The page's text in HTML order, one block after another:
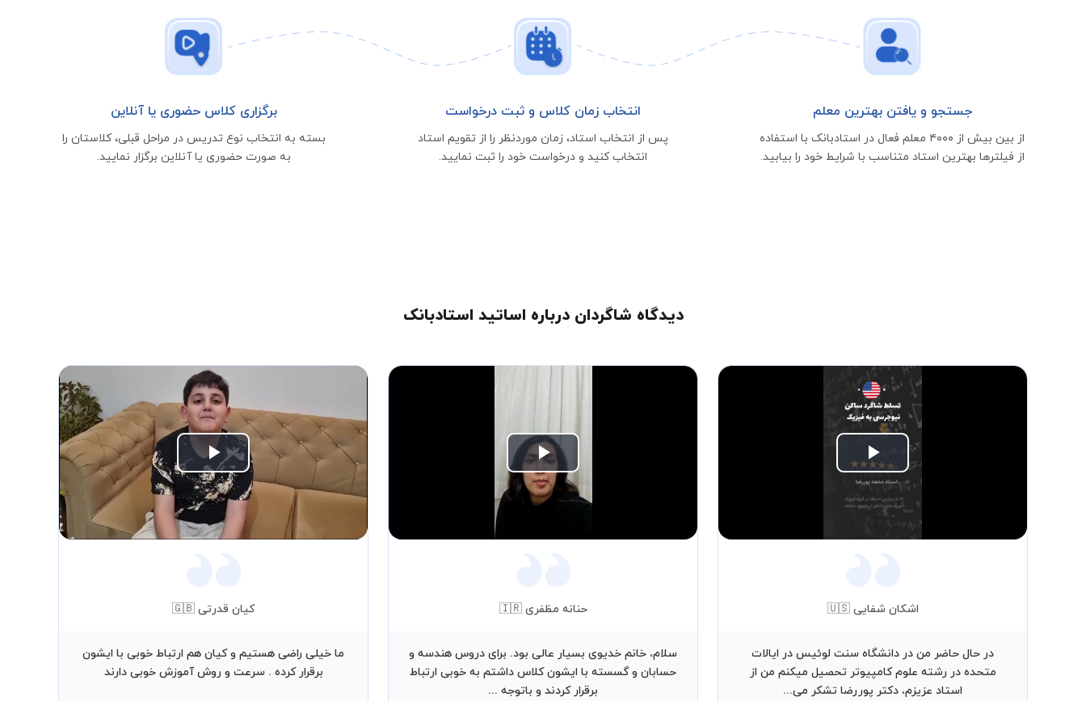
جستجو و یافتن بهترین معلم
از بین بیش از ۴۰۰۰ معلم فعال در استادبانک با استفاده
از فیلتر‌ها بهترین استاد متناسب با شرایط خود را بیابید.
انتخاب زمان کلاس و ثبت درخواست
پس از انتخاب استاد، زمان موردنظر را از تقویم استاد
انتخاب کنید و درخواست خود را ثبت نمایید.
برگزاری کلاس حضوری یا آنلاین
بسته به انتخاب نوع تدریس در مراحل قبلی، کلاستان را
به صورت حضوری یا آنلاین برگزار نمایید.
دیدگاه شاگردان درباره اساتید استادبانک
Play
Video
اشکان شفایی 🇺🇸
در حال حاضر من در دانشگاه سنت لوئیس در ایالات
متحده در رشته علوم کامپیوتر تحصیل میکنم من از
استاد عزیزم، دکتر پوررضا تشکر می...
Play
Video
حنانه مظفری 🇮🇷
سلام، خانم خدیوی بسیار عالی بود. برای دروس هندسه و
حسابان و گسسته با ایشون کلاس داشتم به خوبی ارتباط
برقرار کردند و باتوجه ...
Play
Video
کیان قدرتی 🇬🇧
ما خیلی راضی هستیم و کیان هم ارتباط خوبی با ایشون
برقرار کرده . سرعت و روش آموزش خوبی دارند